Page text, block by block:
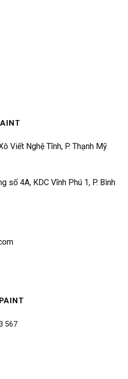
Viết Nghệ Tĩnh, P. Thạnh Mỹ
số 4A, KDC Vĩnh Phú 1, P. Bình
567